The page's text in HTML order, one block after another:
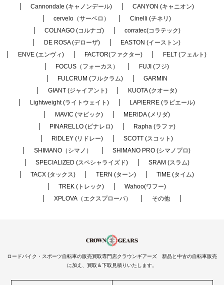
Cannondale (キャノンデール)
CANYON (キャニオン)
cervelo（サーベロ）
Cinelli (チネリ)
COLNAGO (コルナゴ)
corratec(コラテック)
DE ROSA (デローザ)
EASTON (イーストン)
ENVE (エンヴィ)
FACTOR(ファクター)
FELT (フェルト)
FOCUS（フォーカス）
FUJI (フジ)
FULCRUM (フルクラム)
GARMIN
GIANT (ジャイアント)
KUOTA (クオータ)
Lightweight (ライトウェイト)
LAPIERRE (ラピエール)
MAVIC (マビック)
MERIDA (メリダ)
PINARELLO (ピナレロ)
Rapha (ラファ)
RIDLEY (リドレー)
SCOTT (スコット)
SHIMANO（シマノ）
SHIMANO PRO (シマノプロ)
SPECIALIZED (スペシャライズド)
SRAM (スラム)
TACX (タックス)
TERN (ターン)
TIME (タイム)
TREK (トレック)
Wahoo(ワフー)
XPLOVA（エクスプローバ）
その他
ロードバイク・スポーツ自転車の販売買取専門店クラウンギアーズ 新品と中古の自転車販売
に加え、買取＆下取見積りいたします。